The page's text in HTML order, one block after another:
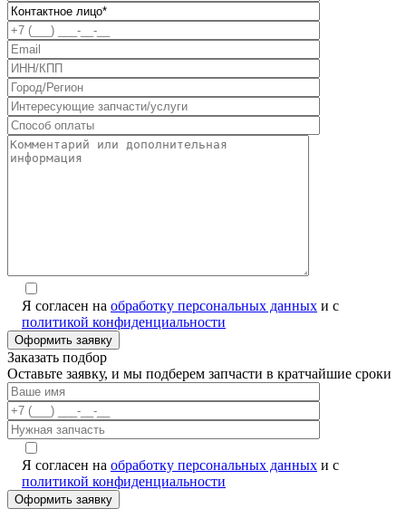
Я согласен на обработку персональных данных и с
политикой конфиденциальности
Заказать подбор
Оставьте заявку, и мы подберем запчасти в кратчайшие сроки
Я согласен на обработку персональных данных и с
политикой конфиденциальности